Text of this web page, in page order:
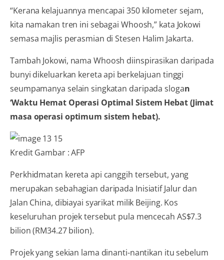
“Kerana kelajuannya mencapai 350 kilometer sejam,
kita namakan tren ini sebagai Whoosh,” kata Jokowi
semasa majlis perasmian di Stesen Halim Jakarta.
Tambah Jokowi, nama Whoosh diinspirasikan ­daripada
bunyi dikeluarkan kereta api berkelajuan tinggi
seumpamanya selain singkatan daripada slogan
‘Waktu Hemat Operasi Optimal Sistem Hebat (Jimat
masa operasi optimum sistem hebat).
Kredit Gambar : AFP
Perkhidmatan kereta api canggih tersebut, yang
merupakan sebahagian daripada Inisiatif Jalur dan
Jalan China, dibiayai syarikat milik Beijing. Kos
keseluruhan projek tersebut pula mencecah AS$7.3
bilion (RM34.27 bilion).
Projek yang sekian lama dinanti-nantikan itu sebelum